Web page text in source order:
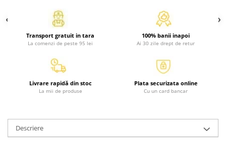
Dictionare de limba romana
Dictionare tematice
Enciclopedii
Diete si fitness
Diete si alimentatie sanatoasa
Fitness si frumusete
Feng Shui
Transport gratuit in tara
La comenzi de peste 95 lei
100% banii inapoi
Ai 30 zile drept de retur
Livrare rapidă din stoc
La mii de produse
Plata securizata online
Cu un card bancar
Descriere